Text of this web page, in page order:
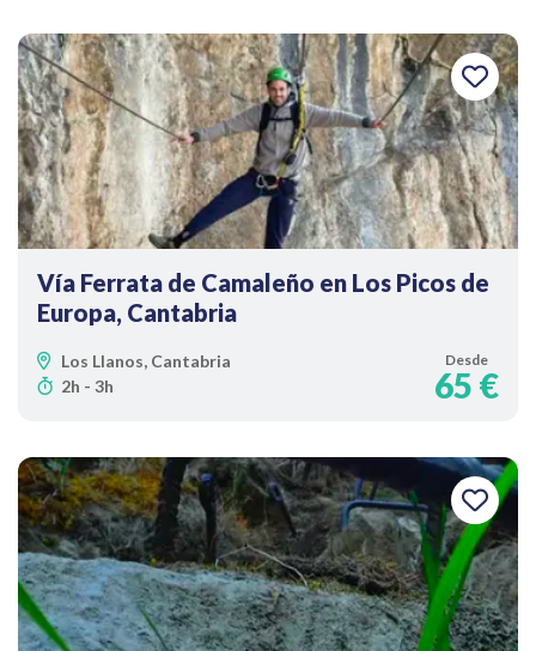
Vía Ferrata de Camaleño en Los Picos de
Europa, Cantabria
Los Llanos, Cantabria
2h - 3h
Desde
65 €